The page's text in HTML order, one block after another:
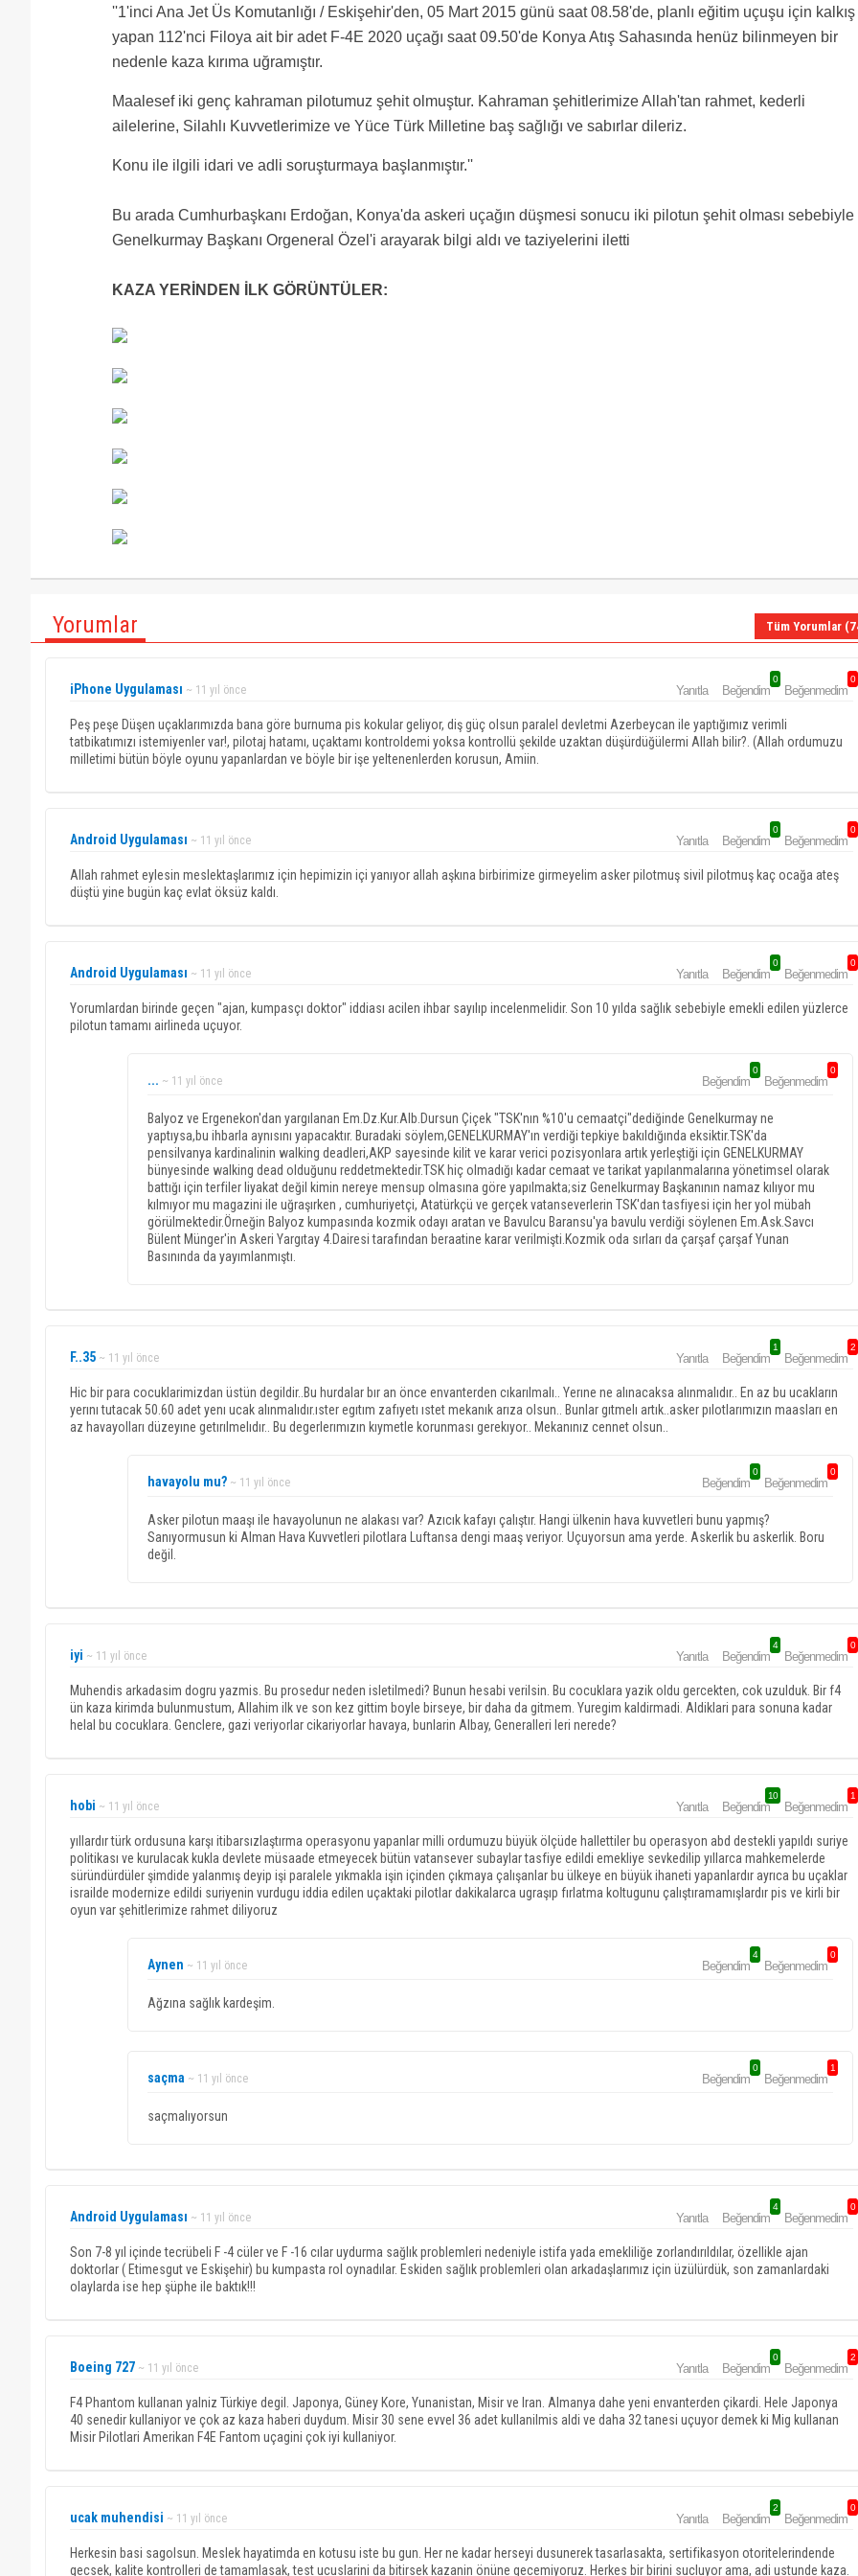
''1'inci Ana Jet Üs Komutanlığı / Eskişehir'den, 05 Mart 2015 günü saat 08.58'de, planlı eğitim uçuşu için kalkış
yapan 112'nci Filoya ait bir adet F-4E 2020 uçağı saat 09.50'de Konya Atış Sahasında henüz bilinmeyen bir
nedenle kaza kırıma uğramıştır.
Maalesef iki genç kahraman pilotumuz şehit olmuştur. Kahraman şehitlerimize Allah'tan rahmet, kederli
ailelerine, Silahlı Kuvvetlerimize ve Yüce Türk Milletine baş sağlığı ve sabırlar dileriz.
Konu ile ilgili idari ve adli soruşturmaya başlanmıştır.''
Bu arada Cumhurbaşkanı Erdoğan, Konya'da askeri uçağın düşmesi sonucu iki pilotun şehit olması sebebiyle
Genelkurmay Başkanı Orgeneral Özel'i arayarak bilgi aldı ve taziyelerini iletti
KAZA YERİNDEN İLK GÖRÜNTÜLER:
Yorumlar Tüm Yorumlar
iPhone Uygulaması ~ 11 yıl önce Yanıtla Beğendim
0
Beğenmedim
0
Peş peşe Düşen uçaklarımızda bana göre burnuma pis kokular geliyor, diş güç olsun paralel devletmi Azerbeycan ile yaptığımız verimli
tatbikatımızı istemiyenler var!, pilotaj hatamı, uçaktamı kontroldemi yoksa kontrollü şekilde uzaktan düşürdüğülermi Allah bilir?. (Allah ordumuzu
milletimi bütün böyle oyunu yapanlardan ve böyle bir işe yeltenenlerden korusun, Amiin.
Android Uygulaması ~ 11 yıl önce Yanıtla Beğendim
0
Beğenmedim
0
Allah rahmet eylesin meslektaşlarımız için hepimizin içi yanıyor allah aşkına birbirimize girmeyelim asker pilotmuş sivil pilotmuş kaç ocağa ateş
düştü yine bugün kaç evlat öksüz kaldı.
Android Uygulaması ~ 11 yıl önce Yanıtla Beğendim
0
Beğenmedim
0
Yorumlardan birinde geçen "ajan, kumpasçı doktor" iddiası acilen ihbar sayılıp incelenmelidir. Son 10 yılda sağlık sebebiyle emekli edilen yüzlerce
pilotun tamamı airlineda uçuyor.
... ~ 11 yıl önce Beğendim
0
Beğenmedim
0
Balyoz ve Ergenekon'dan yargılanan Em.Dz.Kur.Alb.Dursun Çiçek "TSK'nın %10'u cemaatçi"dediğinde Genelkurmay ne
yaptıysa,bu ihbarla aynısını yapacaktır. Buradaki söylem,GENELKURMAY'ın verdiği tepkiye bakıldığında eksiktir.TSK'da
pensilvanya kardinalinin walking deadleri,AKP sayesinde kilit ve karar verici pozisyonlara artık yerleştiği için GENELKURMAY
bünyesinde walking dead olduğunu reddetmektedir.TSK hiç olmadığı kadar cemaat ve tarikat yapılanmalarına yönetimsel olarak
battığı için terfiler liyakat değil kimin nereye mensup olmasına göre yapılmakta;siz Genelkurmay Başkanının namaz kılıyor mu
kılmıyor mu magazini ile uğraşırken , cumhuriyetçi, Atatürkçü ve gerçek vatanseverlerin TSK'dan tasfiyesi için her yol mübah
görülmektedir.Örneğin Balyoz kumpasında kozmik odayı aratan ve Bavulcu Baransu'ya bavulu verdiği söylenen Em.Ask.Savcı
Bülent Münger'in Askeri Yargıtay 4.Dairesi tarafından beraatine karar verilmişti.Kozmik oda sırları da çarşaf çarşaf Yunan
Basınında da yayımlanmıştı.
F..35 ~ 11 yıl önce Yanıtla Beğendim
1
Beğenmedim
2
Hic bir para cocuklarimizdan üstün degildir..Bu hurdalar bır an önce envanterden cıkarılmalı.. Yerıne ne alınacaksa alınmalıdır.. En az bu ucakların
yerını tutacak 50.60 adet yenı ucak alınmalıdır.ıster egıtım zafıyetı ıstet mekanık arıza olsun.. Bunlar gıtmelı artık..asker pılotlarımızın maasları en
az havayolları düzeyıne getırılmelıdır.. Bu degerlerımızın kıymetle korunması gerekıyor.. Mekanınız cennet olsun..
havayolu mu? ~ 11 yıl önce Beğendim
0
Beğenmedim
0
Asker pilotun maaşı ile havayolunun ne alakası var? Azıcık kafayı çalıştır. Hangi ülkenin hava kuvvetleri bunu yapmış?
Sanıyormusun ki Alman Hava Kuvvetleri pilotlara Luftansa dengi maaş veriyor. Uçuyorsun ama yerde. Askerlik bu askerlik. Boru
değil.
iyi ~ 11 yıl önce Yanıtla Beğendim
4
Beğenmedim
0
Muhendis arkadasim dogru yazmis. Bu prosedur neden isletilmedi? Bunun hesabi verilsin. Bu cocuklara yazik oldu gercekten, cok uzulduk. Bir f4
ün kaza kirimda bulunmustum, Allahim ilk ve son kez gittim boyle birseye, bir daha da gitmem. Yuregim kaldirmadi. Aldiklari para sonuna kadar
helal bu cocuklara. Genclere, gazi veriyorlar cikariyorlar havaya, bunlarin Albay, Generalleri leri nerede?
hobi ~ 11 yıl önce Yanıtla Beğendim
10
Beğenmedim
1
yıllardır türk ordusuna karşı itibarsızlaştırma operasyonu yapanlar milli ordumuzu büyük ölçüde hallettiler bu operasyon abd destekli yapıldı suriye
politikası ve kurulacak kukla devlete müsaade etmeyecek bütün vatansever subaylar tasfiye edildi emekliye sevkedilip yıllarca mahkemelerde
süründürdüler şimdide yalanmış deyip işi paralele yıkmakla işin içinden çıkmaya çalışanlar bu ülkeye en büyük ihaneti yapanlardır ayrıca bu uçaklar
israilde modernize edildi suriyenin vurdugu iddia edilen uçaktaki pilotlar dakikalarca ugraşıp fırlatma koltugunu çalıştıramamışlardır pis ve kirli bir
oyun var şehitlerimize rahmet diliyoruz
Aynen ~ 11 yıl önce Beğendim
4
Beğenmedim
0
Ağzına sağlık kardeşim.
saçma ~ 11 yıl önce Beğendim
0
Beğenmedim
1
saçmalıyorsun
Android Uygulaması ~ 11 yıl önce Yanıtla Beğendim
4
Beğenmedim
0
Son 7-8 yıl içinde tecrübeli F -4 cüler ve F -16 cılar uydurma sağlık problemleri nedeniyle istifa yada emekliliğe zorlandırıldılar, özellikle ajan
doktorlar ( Etimesgut ve Eskişehir) bu kumpasta rol oynadılar. Eskiden sağlık problemleri olan arkadaşlarımız için üzülürdük, son zamanlardaki
olaylarda ise hep şüphe ile baktık!!!
Boeing 727 ~ 11 yıl önce Yanıtla Beğendim
0
Beğenmedim
2
F4 Phantom kullanan yalniz Türkiye degil. Japonya, Güney Kore, Yunanistan, Misir ve Iran. Almanya dahe yeni envanterden çikardi. Hele Japonya
40 senedir kullaniyor ve çok az kaza haberi duydum. Misir 30 sene evvel 36 adet kullanilmis aldi ve daha 32 tanesi uçuyor demek ki Mig kullanan
Misir Pilotlari Amerikan F4E Fantom uçagini çok iyi kullaniyor.
ucak muhendisi ~ 11 yıl önce Yanıtla Beğendim
2
Beğenmedim
0
Herkesin basi sagolsun. Meslek hayatimda en kotusu iste bu gun. Her ne kadar herseyi dusunerek tasarlasakta, sertifikasyon otoritelerindende
gecsek, kalite kontrolleri de tamamlasak, test ucuslarini da bitirsek kazanin önüne gecemiyoruz. Herkes bir birini sucluyor ama, adi ustunde kaza.